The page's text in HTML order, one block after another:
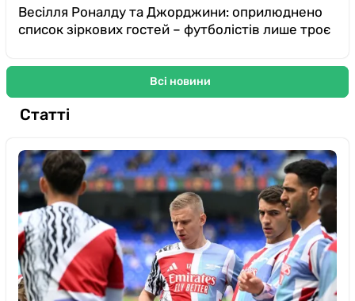
Весілля Роналду та Джорджини: оприлюднено
список зіркових гостей – футболістів лише троє
Всі новини
Статті